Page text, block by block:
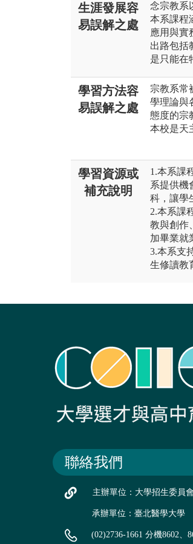
生涯發展容
易誤解之處
念宗教系
本系課程
應用與實
出路包括
是只能在
學習方法容
易誤解之處
宗教系常
學理論與
態度的宗
本校是天
學習資源或
補充說明
1.本系課
系提供機
科，讓學
2.本系課
教與創作
加畢業就
3.本系支
生修讀教
聯絡我們
主辦單位：大學招生委員
承辦單位：臺北醫學大學
(02)2736-1661 分機8602、